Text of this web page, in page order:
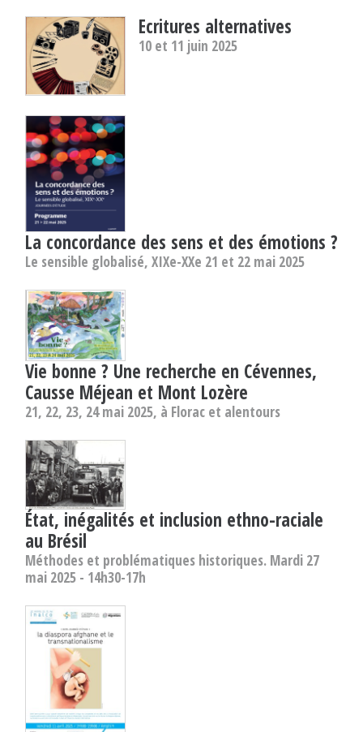
Ecritures alternatives
10 et 11 juin 2025
La concordance des sens et des émotions ?
Le sensible globalisé, XIXe-XXe 21 et 22 mai 2025
Vie bonne ? Une recherche en Cévennes,
Causse Méjean et Mont Lozère
21, 22, 23, 24 mai 2025, à Florac et alentours
État, inégalités et inclusion ethno-raciale
au Brésil
Méthodes et problématiques historiques. Mardi 27
mai 2025 - 14h30-17h